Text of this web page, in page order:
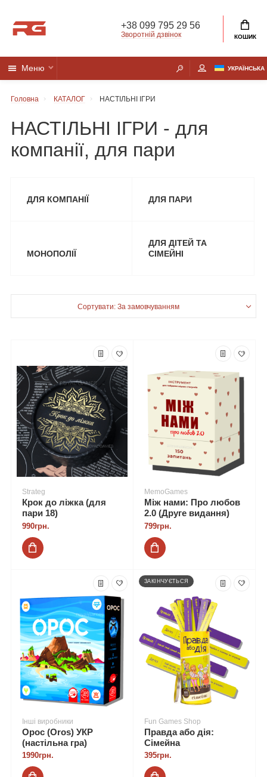
+38 099 795 29 56
Зворотній дзвінок КОШИК
Меню УКРАЇНСЬКА
Головна КАТАЛОГ НАСТІЛЬНІ ІГРИ
НАСТІЛЬНІ ІГРИ - для
компанії, для пари
ДЛЯ КОМПАНІЇ ДЛЯ ПАРИ
МОНОПОЛІЇ
ДЛЯ ДІТЕЙ ТА
СІМЕЙНІ
Сортувати: За замовчуванням
Strateg
Крок до ліжка (для
пари 18)
990грн.
MemoGames
Між нами: Про любов
2.0 (Друге видання)
799грн.
Інші виробники
Орос (Oros) УКР
(настільна гра)
1990грн.
ЗАКІНЧУЄТЬСЯ
Fun Games Shop
Правда або дія:
Сімейна
395грн.